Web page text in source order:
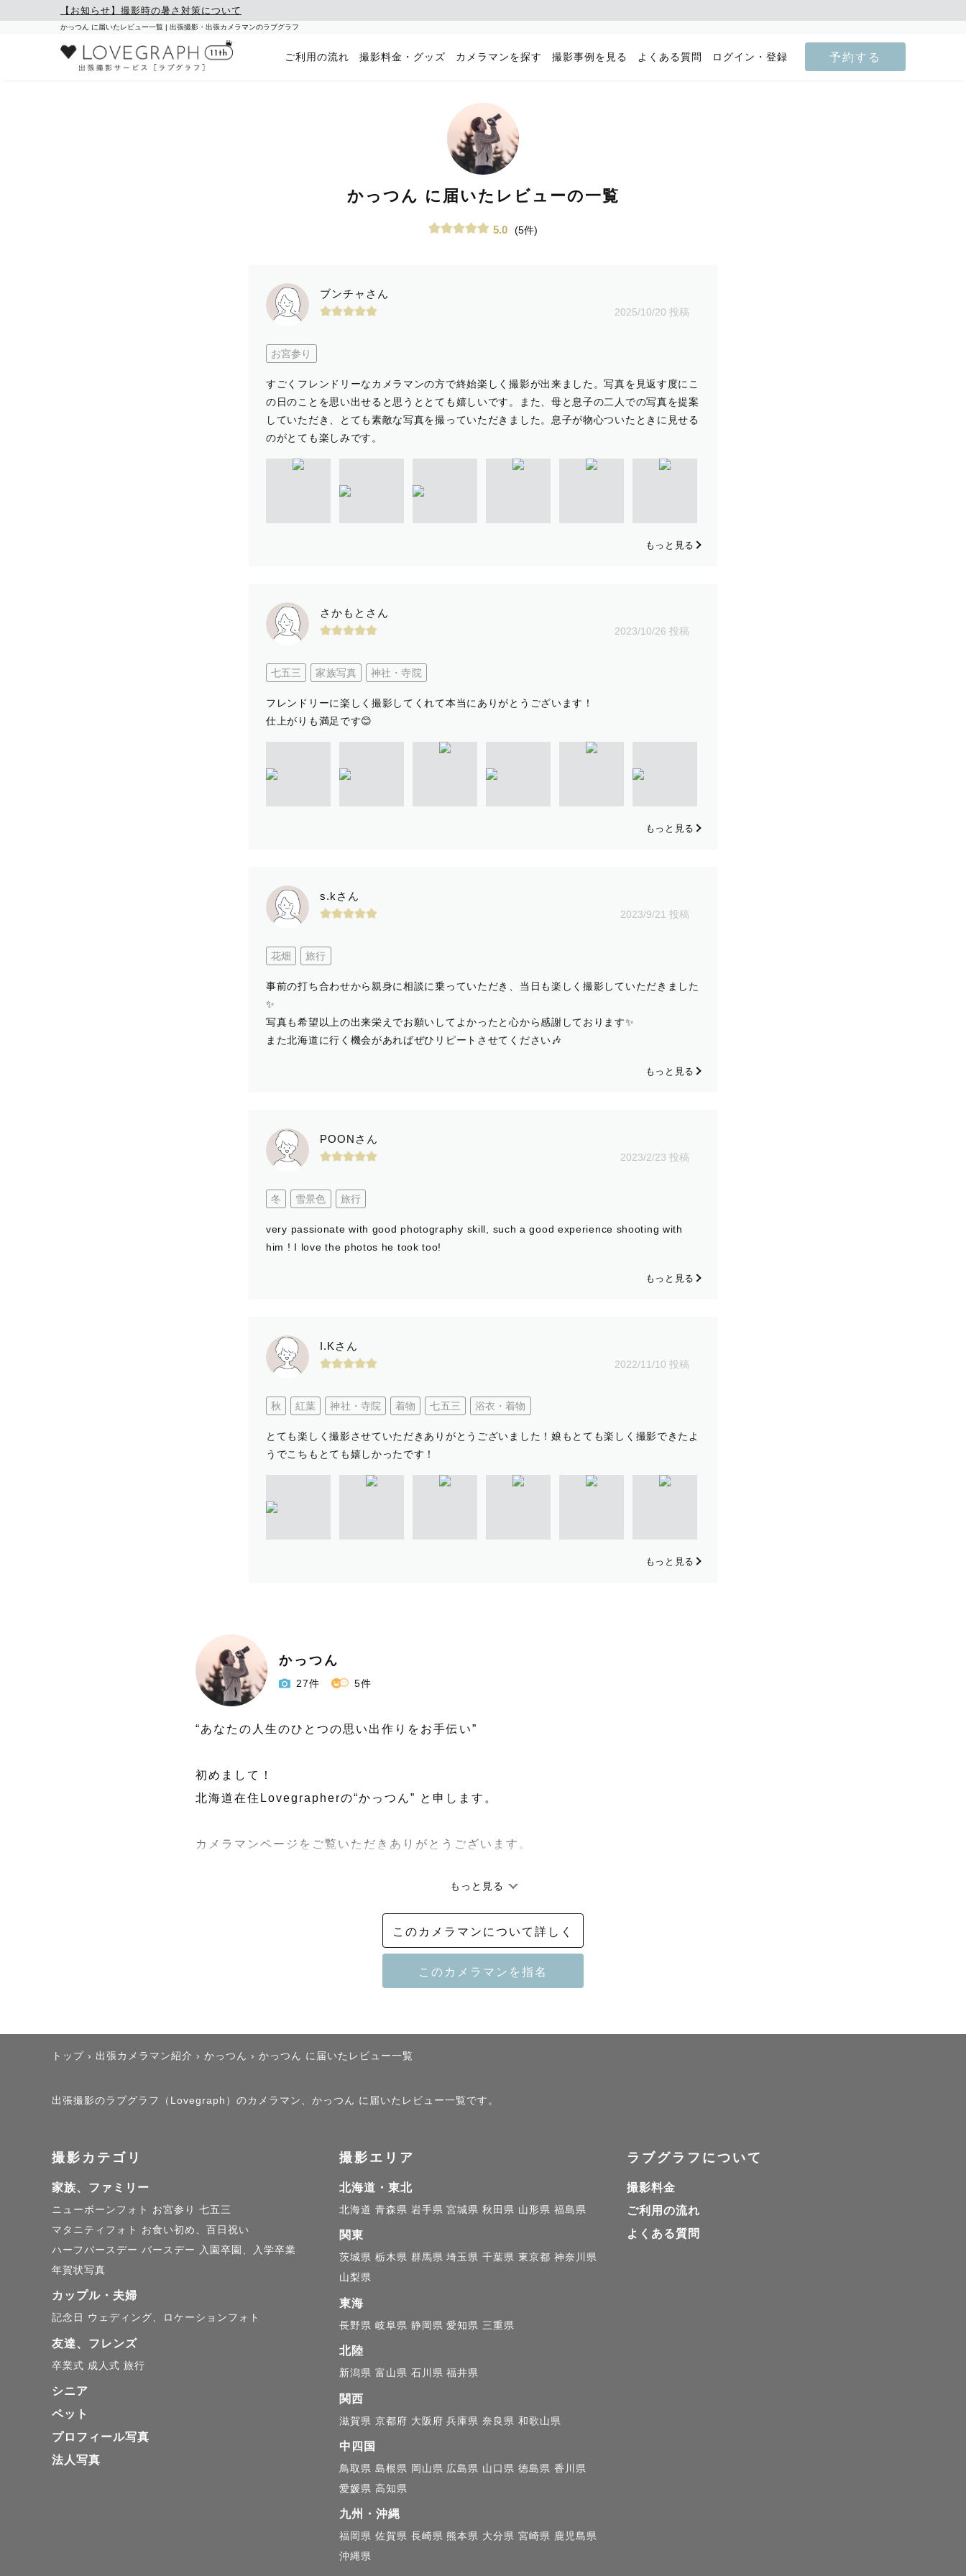
【お知らせ】撮影時の暑さ対策について
かっつん に届いたレビュー一覧 | 出張撮影・出張カメラマンのラブグラフ
ご利用の流れ 撮影料金・グッズ カメラマンを探す 撮影事例を見る よくある質問 ログイン・登録 予約する
かっつん に届いたレビューの一覧
5.0 (5件)
ブンチャさん
2025/10/20 投稿
お宮参り
すごくフレンドリーなカメラマンの方で終始楽しく撮影が出来ました。写真を見返す度にこ
の日のことを思い出せると思うととても嬉しいです。また、母と息子の二人での写真を提案
していただき、とても素敵な写真を撮っていただきました。息子が物心ついたときに見せる
のがとても楽しみです。
もっと見る
さかもとさん
2023/10/26 投稿
七五三 家族写真 神社・寺院
フレンドリーに楽しく撮影してくれて本当にありがとうございます！
仕上がりも満足です😊
もっと見る
s.kさん
2023/9/21 投稿
花畑 旅行
事前の打ち合わせから親身に相談に乗っていただき、当日も楽しく撮影していただきました
✨️
写真も希望以上の出来栄えでお願いしてよかったと心から感謝しております✨️
また北海道に行く機会があればぜひリピートさせてください🎶
もっと見る
POONさん
2023/2/23 投稿
冬 雪景色 旅行
very passionate with good photography skill, such a good experience shooting with
him ! I love the photos he took too!
もっと見る
I.Kさん
2022/11/10 投稿
秋 紅葉 神社・寺院 着物 七五三 浴衣・着物
とても楽しく撮影させていただきありがとうございました！娘もとても楽しく撮影できたよ
うでこちもとても嬉しかったです！
もっと見る
かっつん
27件 5件
“あなたの人生のひとつの思い出作りをお手伝い”
初めまして！
北海道在住Lovegrapherの“かっつん” と申します。
カメラマンページをご覧いただきありがとうございます。
自身の経験や思い出の数が人生を豊かに楽しくすると思っています。
ただきます！
北海道旅行の記念に！ちょっとした日常！記念日などの節目に！などなど、
「あなたの人生のひとつの思い出作りをお手伝い」いたします！
カメラマンに撮影してもらうのは初めてという方がほとんどです。
当日はどんな感じで撮影するのか？など、初めてのことは誰でも不安です。
当日少しでも不安が無くなるように、事前にたくさんお話ししましょう！
お写真のイメージ、服装、時間など、他にもどんな些細なことでも気軽にご相談ください！
一緒にたくさん考えて、素敵な撮影にしましょう！
もっと見る
このカメラマンについて詳しく
トップ › 出張カメラマン紹介 › かっつん › かっつん に届いたレビュー一覧
出張撮影のラブグラフ（Lovegraph）のカメラマン、かっつん に届いたレビュー一覧です。
撮影カテゴリ
家族、ファミリー
ニューボーンフォト お宮参り 七五三
マタニティフォト
お食い初め、百日祝い
ハーフバースデー バースデー
入園卒園、入学卒業
年賀状写真
カップル・夫婦
記念日 ウェディング、ロケーションフォト
友達、フレンズ
卒業式 成人式 旅行
シニア
ペット
プロフィール写真
法人写真
撮影エリア
北海道・東北
北海道 青森県 岩手県 宮城県 秋田県 山形県 福島県
関東
茨城県 栃木県 群馬県 埼玉県 千葉県 東京都 神奈川県
山梨県
東海
長野県 岐阜県 静岡県 愛知県 三重県
北陸
新潟県 富山県 石川県 福井県
関西
滋賀県 京都府 大阪府 兵庫県 奈良県 和歌山県
中四国
鳥取県 島根県 岡山県 広島県 山口県 徳島県 香川県
愛媛県 高知県
九州・沖縄
福岡県 佐賀県 長崎県 熊本県 大分県 宮崎県 鹿児島県
沖縄県
ラブグラフについて
撮影料金
ご利用の流れ
よくある質問